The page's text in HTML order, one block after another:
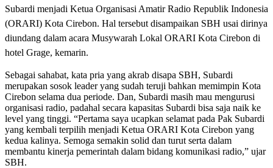
Subardi menjadi Ketua Organisasi Amatir Radio Republik Indonesia
(ORARI) Kota Cirebon. Hal tersebut disampaikan SBH usai dirinya
diundang dalam acara Musywarah Lokal ORARI Kota Cirebon di
hotel Grage, kemarin.
Sebagai sahabat, kata pria yang akrab disapa SBH, Subardi
merupakan sosok leader yang sudah teruji bahkan memimpin Kota
Cirebon selama dua periode. Dan, Subardi masih mau mengurusi
organisasi radio, padahal secara kapasitas Subardi bisa saja naik ke
level yang tinggi. “Pertama saya ucapkan selamat pada Pak Subardi
yang kembali terpilih menjadi Ketua ORARI Kota Cirebon yang
kedua kalinya. Semoga semakin solid dan turut serta dalam
membantu kinerja pemerintah dalam bidang komunikasi radio,” ujar
SBH.